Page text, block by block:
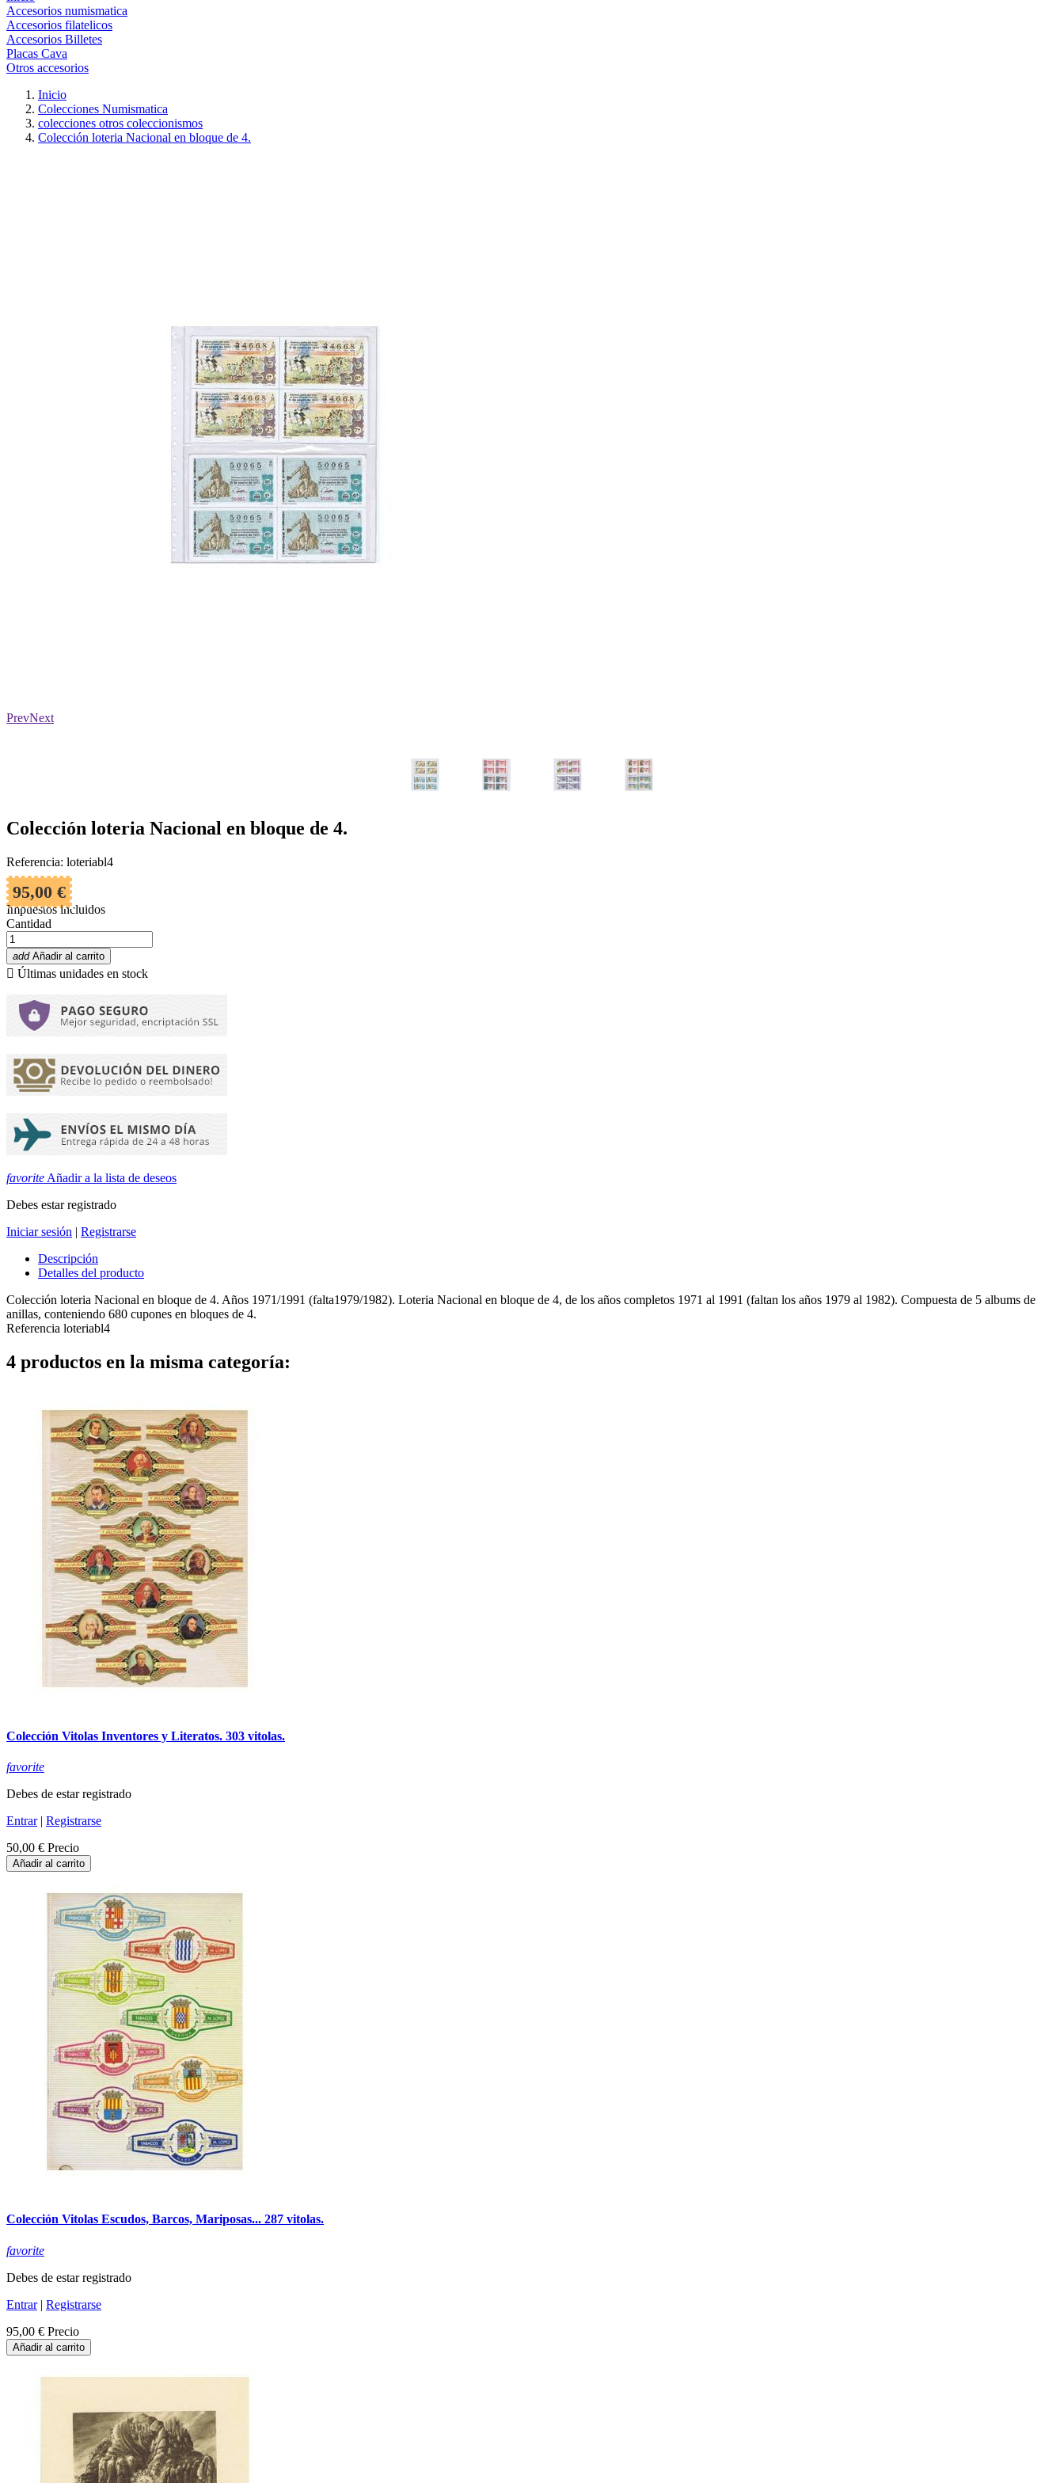
Accesorios numismatica
Accesorios filatelicos
Accesorios Billetes
Placas Cava
Otros accesorios
Inicio
Colecciones Numismatica
colecciones otros coleccionismos
Colección loteria Nacional en bloque de 4.
PrevNext
Colección loteria Nacional en bloque de 4.
Referencia: loteriabl4
95,00 €
Impuestos incluidos
Cantidad
add Añadir al carrito
 Últimas unidades en stock
favorite Añadir a la lista de deseos
Debes estar registrado
Iniciar sesión | Registrarse
Descripción
Detalles del producto
Colección loteria Nacional en bloque de 4. Años 1971/1991 (falta1979/1982). Loteria Nacional en bloque de 4, de los años completos 1971 al 1991 (faltan los años 1979 al 1982). Compuesta de 5 albums de
anillas, conteniendo 680 cupones en bloques de 4.
Referencia loteriabl4
4 productos en la misma categoría:
Colección Vitolas Inventores y Literatos. 303 vitolas.
favorite
Debes de estar registrado
Entrar| Registrarse
50,00 € Precio
Añadir al carrito
Colección Vitolas Escudos, Barcos, Mariposas... 287 vitolas.
favorite
Debes de estar registrado
Entrar| Registrarse
95,00 € Precio
Añadir al carrito